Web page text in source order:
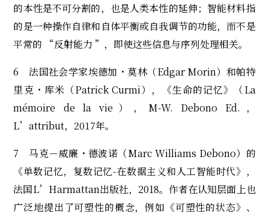
的本性是不可分割的，也是人类本性的延伸；智能材料指
的是一种操作自律和自体平衡或自我调节的功能，而不是
平常的 “反射能力 ”，即使这些信息与序列处理相关。
6 法国社会学家埃德加・莫林（Edgar Morin）和帕特
里克・库米（Patrick Curmi），《生命的记忆》（La
mémoire de la vie），M-W. Debono Ed.，
L’attribut，2017年。
7 马克－威廉・德波诺（Marc Williams Debono）的
《单数记忆，复数记忆-在数据主义和人工智能时代》，
法国L’Harmattan出版社，2018。作者在认知层面上也
广泛地提出了可塑性的概念，例如《可塑性的状态》、